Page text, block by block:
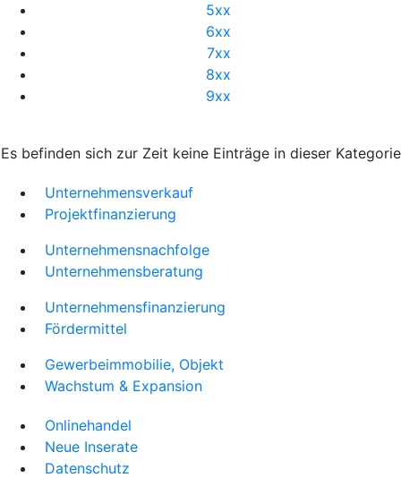
5xx
6xx
7xx
8xx
9xx
Es befinden sich zur Zeit keine Einträge in dieser Kategorie
Unternehmensverkauf
Projektfinanzierung
Unternehmensnachfolge
Unternehmensberatung
Unternehmensfinanzierung
Fördermittel
Gewerbeimmobilie, Objekt
Wachstum & Expansion
Onlinehandel
Neue Inserate
Datenschutz